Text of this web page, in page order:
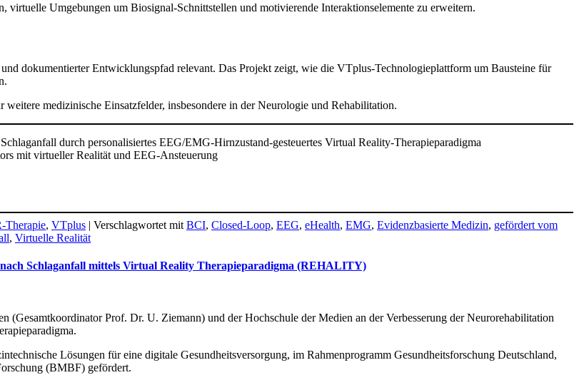
Umgebungen um Biosignal-Schnittstellen und motivierende Interaktionselemente zu erweitern.
dokumentierter Entwicklungspfad relevant. Das Projekt zeigt, wie die VTplus-Technologieplattform um Bausteine für
medizinische Einsatzfelder, insbesondere in der Neurologie und Rehabilitation.
durch personalisiertes EEG/EMG-Hirnzustand-gesteuertes Virtual Reality-Therapieparadigma
mit virtueller Realität und EEG-Ansteuerung
Therapie, VTplus | Verschlagwortet mit BCI, Closed-Loop, EEG, eHealth, EMG, Evidenzbasierte Medizin, gefördert vom
, Virtuelle Realität
Schlaganfall mittels Virtual Reality Therapieparadigma (REHALITY)
Prof. Dr. U. Ziemann) und der Hochschule der Medien an der Verbesserung der Neurorehabilitation
Lösungen für eine digitale Gesundheitsversorgung, im Rahmenprogramm Gesundheitsforschung Deutschland,
(BMBF) gefördert.